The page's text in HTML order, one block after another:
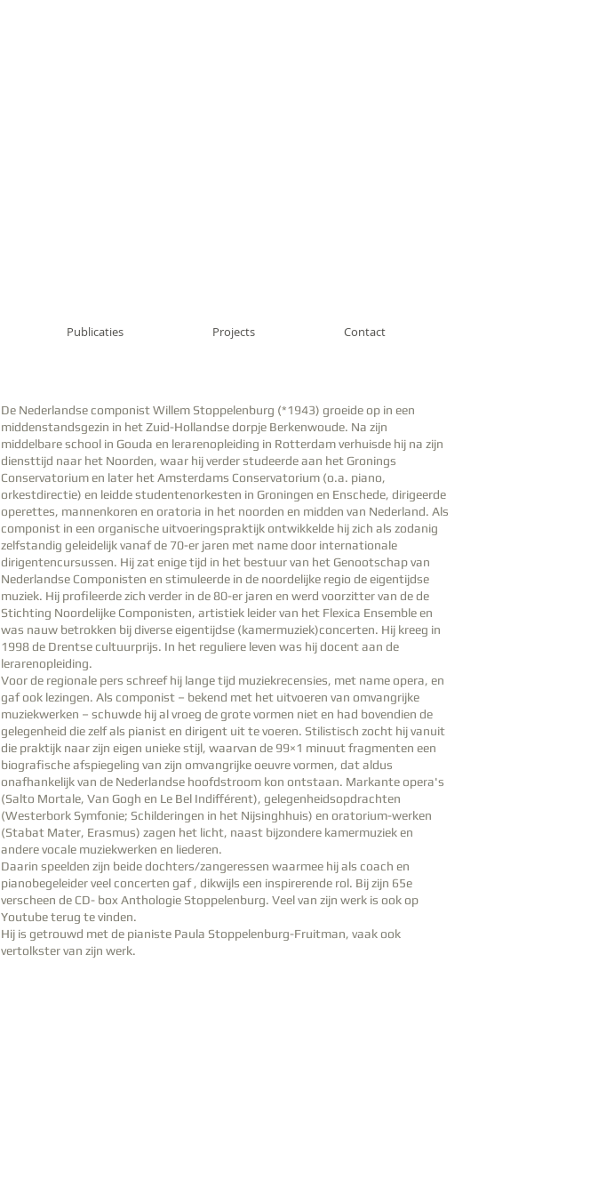
Publicaties Projects Contact
De Nederlandse componist Willem Stoppelenburg (*1943) groeide op in een
middenstandsgezin in het Zuid-Hollandse dorpje Berkenwoude. Na zijn
middelbare school in Gouda en lerarenopleiding in Rotterdam verhuisde hij na zijn
diensttijd naar het Noorden, waar hij verder studeerde aan het Gronings
Conservatorium en later het Amsterdams Conservatorium (o.a. piano,
orkestdirectie) en leidde studentenorkesten in Groningen en Enschede, dirigeerde
operettes, mannenkoren en oratoria in het noorden en midden van Nederland. Als
componist in een organische uitvoeringspraktijk ontwikkelde hij zich als zodanig
zelfstandig geleidelijk vanaf de 70-er jaren met name door internationale
dirigentencursussen. Hij zat enige tijd in het bestuur van het Genootschap van
Nederlandse Componisten en stimuleerde in de noordelijke regio de eigentijdse
muziek. Hij profileerde zich verder in de 80-er jaren en werd voorzitter van de de
Stichting Noordelijke Componisten, artistiek leider van het Flexica Ensemble en
was nauw betrokken bij diverse eigentijdse (kamermuziek)concerten. Hij kreeg in
1998 de Drentse cultuurprijs. In het reguliere leven was hij docent aan de
lerarenopleiding.
Voor de regionale pers schreef hij lange tijd muziekrecensies, met name opera, en
gaf ook lezingen. Als componist – bekend met het uitvoeren van omvangrijke
muziekwerken – schuwde hij al vroeg de grote vormen niet en had bovendien de
gelegenheid die zelf als pianist en dirigent uit te voeren. Stilistisch zocht hij vanuit
die praktijk naar zijn eigen unieke stijl, waarvan de 99×1 minuut fragmenten een
biografische afspiegeling van zijn omvangrijke oeuvre vormen, dat aldus
onafhankelijk van de Nederlandse hoofdstroom kon ontstaan. Markante opera's
(Salto Mortale, Van Gogh en Le Bel Indifférent), gelegenheidsopdrachten
(Westerbork Symfonie; Schilderingen in het Nijsinghhuis) en oratorium-werken
(Stabat Mater, Erasmus) zagen het licht, naast bijzondere kamermuziek en
andere vocale muziekwerken en liederen.
Daarin speelden zijn beide dochters/zangeressen waarmee hij als coach en
pianobegeleider veel concerten gaf , dikwijls een inspirerende rol. Bij zijn 65e
verscheen de CD- box Anthologie Stoppelenburg. Veel van zijn werk is ook op
Youtube terug te vinden.
Hij is getrouwd met de pianiste Paula Stoppelenburg-Fruitman, vaak ook
vertolkster van zijn werk.